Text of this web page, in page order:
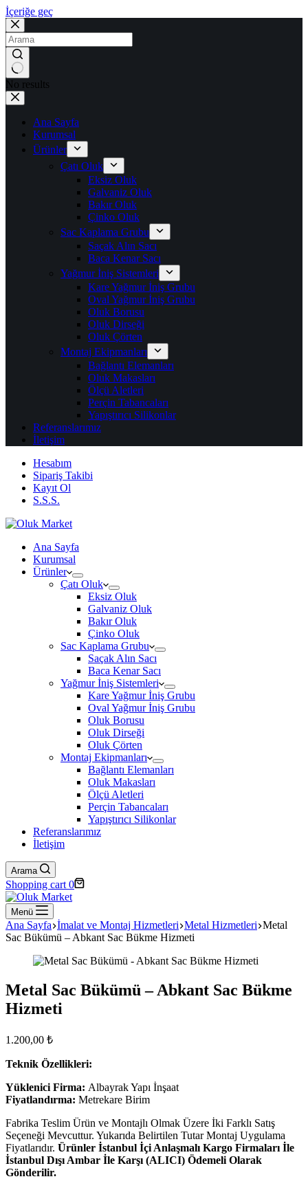
İçeriğe geç
No results
Ana Sayfa
Kurumsal
Ürünler
Çatı Oluk
Eksiz Oluk
Galvaniz Oluk
Bakır Oluk
Çinko Oluk
Sac Kaplama Grubu
Saçak Alın Sacı
Baca Kenar Sacı
Yağmur İniş Sistemleri
Kare Yağmur İniş Grubu
Oval Yağmur İniş Grubu
Oluk Borusu
Oluk Dirseği
Oluk Çörten
Montaj Ekipmanları
Bağlantı Elemanları
Oluk Makasları
Ölçü Aletleri
Perçin Tabancaları
Yapıştırıcı Silikonlar
Referanslarımız
İletişim
Hesabım
Sipariş Takibi
Kayıt Ol
S.S.S.
Ana Sayfa
Kurumsal
Ürünler
Çatı Oluk
Eksiz Oluk
Galvaniz Oluk
Bakır Oluk
Çinko Oluk
Sac Kaplama Grubu
Saçak Alın Sacı
Baca Kenar Sacı
Yağmur İniş Sistemleri
Kare Yağmur İniş Grubu
Oval Yağmur İniş Grubu
Oluk Borusu
Oluk Dirseği
Oluk Çörten
Montaj Ekipmanları
Bağlantı Elemanları
Oluk Makasları
Ölçü Aletleri
Perçin Tabancaları
Yapıştırıcı Silikonlar
Referanslarımız
İletişim
Arama
Shopping cart 0
Menü
Ana Sayfa İmalat ve Montaj Hizmetleri Metal Hizmetleri Metal
Sac Bükümü – Abkant Sac Bükme Hizmeti
Metal Sac Bükümü – Abkant Sac Bükme
Hizmeti
1.200,00 ₺
Teknik Özellikleri:
Yüklenici Firma: Albayrak Yapı İnşaat
Fiyatlandırma: Metrekare Birim
Fabrika Teslim Ürün ve Montajlı Olmak Üzere İki Farklı Satış
Seçeneği Mevcuttur. Yukarıda Belirtilen Tutar Montaj Uygulama
Fiyatlarıdır. Ürünler İstanbul İçi Anlaşmalı Kargo Firmaları İle
İstanbul Dışı Ambar İle Karşı (ALICI) Ödemeli Olarak
Gönderilir.